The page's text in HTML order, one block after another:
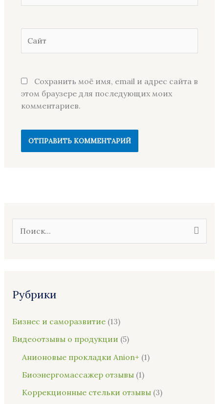
к
Рубрики
Бизнес и саморазвитие(13)
Видеоотзывы о продукции (5)
Анионовые прокладки Anion+ (1)
Биоэнергомассажер отзывы(1)
Коррекционные стельки отзывы(3)
Сохранить моё имя, email и адрес сайта в
этом браузере для последующих моих
комментариев.